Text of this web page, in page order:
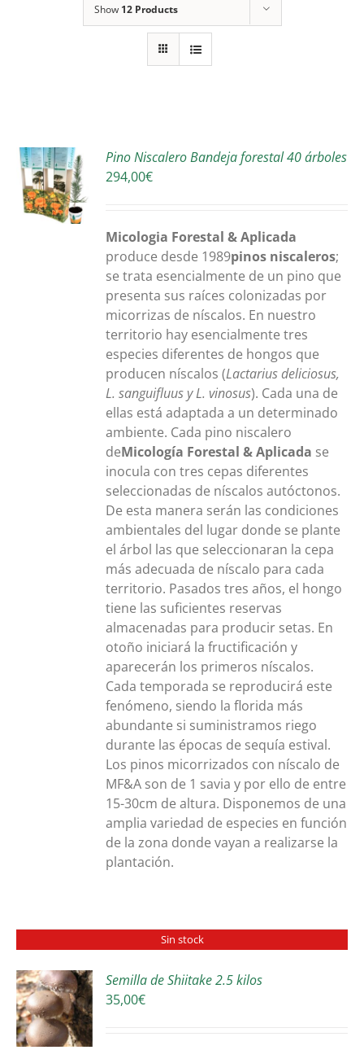
Show 12 Products
Pino Niscalero Bandeja forestal 40 árboles
294,00€
Micologia Forestal & Aplicada
produce desde 1989pinos niscaleros;
se trata esencialmente de un pino que
presenta sus raíces colonizadas por
micorrizas de níscalos. En nuestro
territorio hay esencialmente tres
especies diferentes de hongos que
producen níscalos (Lactarius deliciosus,
L. sanguifluus y L. vinosus). Cada una de
ellas está adaptada a un determinado
ambiente. Cada pino niscalero
deMicología Forestal & Aplicada se
inocula con tres cepas diferentes
seleccionadas de níscalos autóctonos.
De esta manera serán las condiciones
ambientales del lugar donde se plante
el árbol las que seleccionaran la cepa
más adecuada de níscalo para cada
territorio. Pasados tres años, el hongo
tiene las suficientes reservas
almacenadas para producir setas. En
otoño iniciará la fructificación y
aparecerán los primeros níscalos.
Cada temporada se reproducirá este
fenómeno, siendo la florida más
abundante si suministramos riego
durante las épocas de sequía estival.
Los pinos micorrizados con níscalo de
MF&A son de 1 savia y por ello de entre
15-30cm de altura. Disponemos de una
amplia variedad de especies en función
de la zona donde vayan a realizarse la
plantación.
Sin stock
Semilla de Shiitake 2.5 kilos
35,00€